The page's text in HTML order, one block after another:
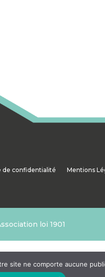
de confidentialité Mentions
loi 1901
site ne comporte aucune